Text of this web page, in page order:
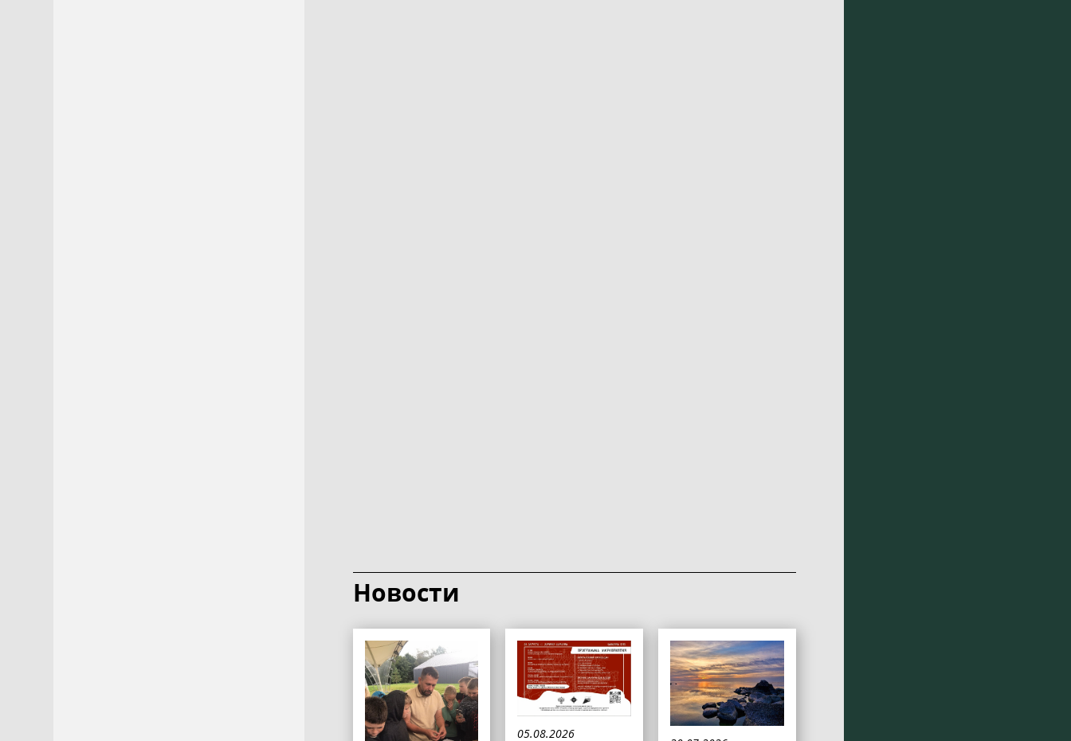
Новости
05.08.2026